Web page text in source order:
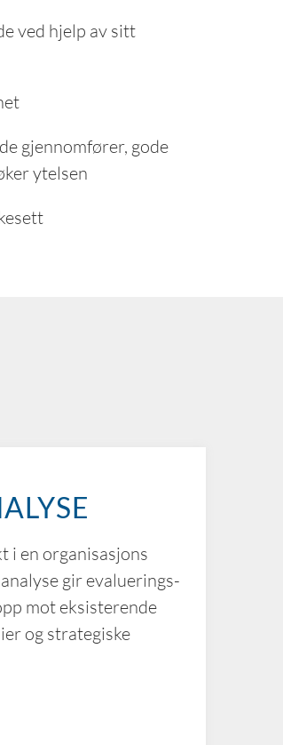
ved hjelp av sitt
gjennomfører, gode
ytelsen
i en organisasjons
gir evaluerings-
mot eksisterende
og strategiske